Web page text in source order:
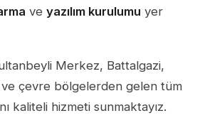
ve yazılım kurulumu yer
Merkez, Battalgazi,
çevre bölgelerden gelen tüm
kaliteli hizmeti sunmaktayız.